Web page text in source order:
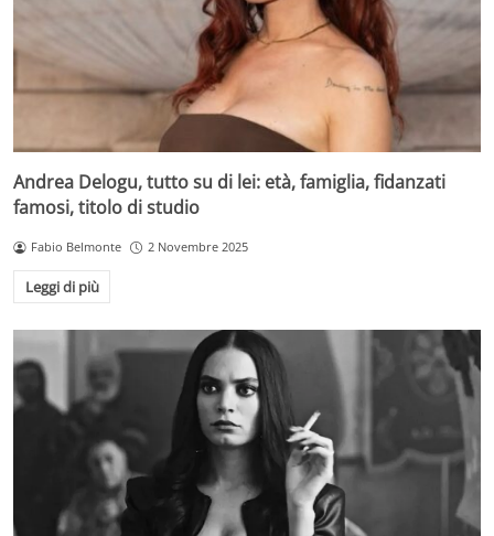
Andrea Delogu, tutto su di lei: età, famiglia, fidanzati
famosi, titolo di studio
Fabio Belmonte 2 Novembre 2025
Leggi di più